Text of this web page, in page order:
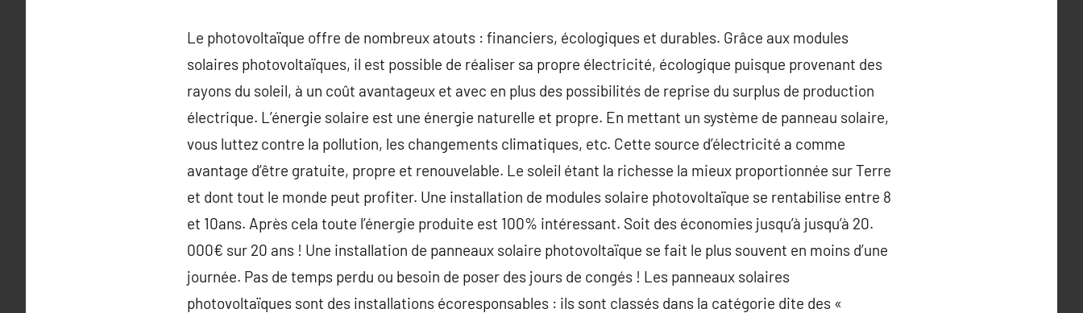
Le photovoltaïque offre de nombreux atouts : financiers, écologiques et durables. Grâce aux modules
solaires photovoltaïques, il est possible de réaliser sa propre électricité, écologique puisque provenant des
rayons du soleil, à un coût avantageux et avec en plus des possibilités de reprise du surplus de production
électrique. L’énergie solaire est une énergie naturelle et propre. En mettant un système de panneau solaire,
vous luttez contre la pollution, les changements climatiques, etc. Cette source d’électricité a comme
avantage d’être gratuite, propre et renouvelable. Le soleil étant la richesse la mieux proportionnée sur Terre
et dont tout le monde peut profiter. Une installation de modules solaire photovoltaïque se rentabilise entre 8
et 10ans. Après cela toute l’énergie produite est 100% intéressant. Soit des économies jusqu’à jusqu’à 20.
000€ sur 20 ans ! Une installation de panneaux solaire photovoltaïque se fait le plus souvent en moins d’une
journée. Pas de temps perdu ou besoin de poser des jours de congés ! Les panneaux solaires
photovoltaïques sont des installations écoresponsables : ils sont classés dans la catégorie dite des «